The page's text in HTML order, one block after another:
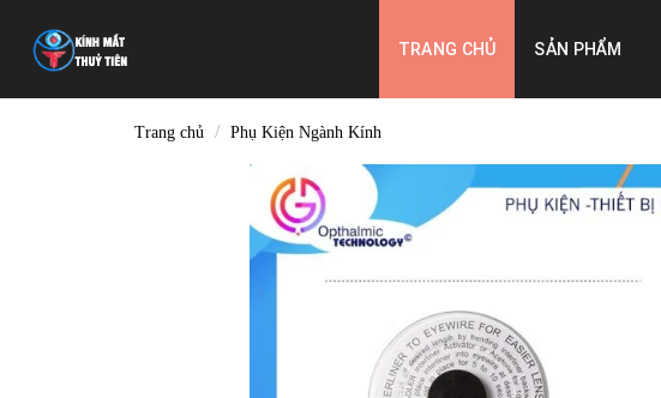
content
TRANG CHỦ SẢN PHẨM
Trang chủ / Phụ Kiện Ngành Kính